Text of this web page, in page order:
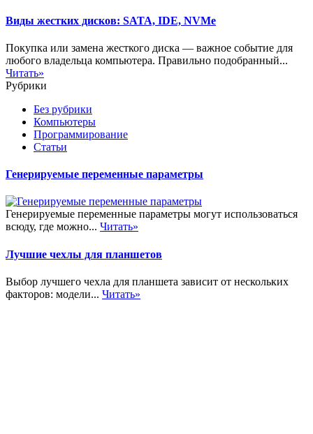
Виды жестких дисков: SATA, IDE, NVMe
Покупка или замена жесткого диска — важное событие для
любого владельца компьютера. Правильно подобранный...
Читать»
Рубрики
Без рубрики
Компьютеры
Программирование
Статьи
Генерируемые переменные параметры
Генерируемые переменные параметры могут использоваться
всюду, где можно... Читать»
Лучшие чехлы для планшетов
Выбор лучшего чехла для планшета зависит от нескольких
факторов: модели... Читать»